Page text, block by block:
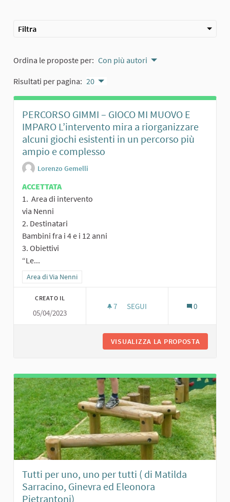
Filtra
Ordina le proposte per: Con più autori
Risultati per pagina: 20
PERCORSO GIMMI – GIOCO MI MUOVO E
IMPARO L’intervento mira a riorganizzare
alcuni giochi esistenti in un percorso più
ampio e complesso
Lorenzo Gemelli
ACCETTATA
1. Area di intervento
via Nenni
2. Destinatari
Bambini fra i 4 e i 12 anni
3. Obiettivi
“Le...
Filtra i risultati per categoria: Area di Via Nenni
Area di Via Nenni
CREATO IL
05/04/2023
7 7 SOSTENITORI
SEGUI 0
VISUALIZZA LA PROPOSTA
Tutti per uno, uno per tutti ( di Matilda
Sarracino, Ginevra ed Eleonora
Pietrantoni)